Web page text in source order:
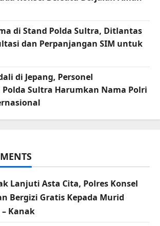
di Stand Polda Sultra, Ditlantas
dan Perpanjangan SIM untuk
di Jepang, Personel
Sultra Harumkan Nama Polri
Lanjuti Asta Cita, Polres Konsel
Bergizi Gratis Kepada Murid
Kanak